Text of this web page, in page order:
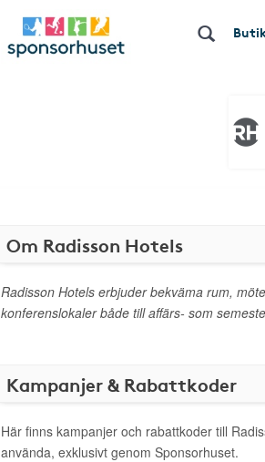
Om Radisson Hotels
Radisson Hotels erbjuder bekväma rum,
konferenslokaler både till affärs- som
Kampanjer & Rabattkoder
Här finns kampanjer och rabattkoder till
använda, exklusivt genom Sponsorhuset.